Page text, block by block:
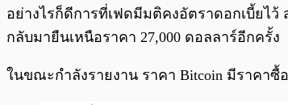
อย่างไรก็ดีการที่เฟดมีมติคงอัตราดอกเบี้ยไว้
กลับมายืนเหนือราคา 27,000 ดอลลาร์อีกครั้ง
ในขณะกำลังรายงาน ราคา Bitcoin มีราคาซื้